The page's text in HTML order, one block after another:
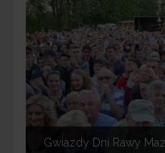
Gwiazdy Dni Rawy